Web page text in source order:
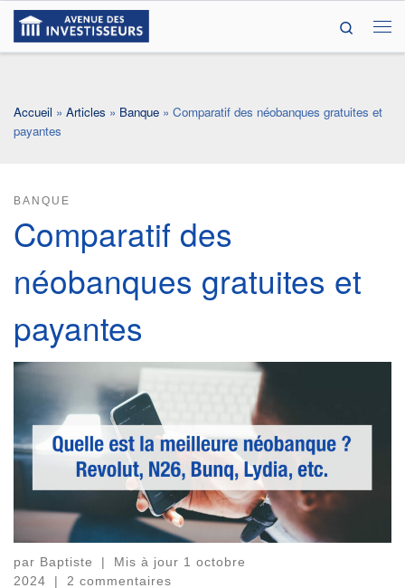
Passer au contenu
Search
Accueil » Articles » Banque » Comparatif des néobanques gratuites et
payantes
BANQUE
Comparatif des
néobanques gratuites et
payantes
par Baptiste | Mis à jour 1 octobre
2024
| 2 commentaires